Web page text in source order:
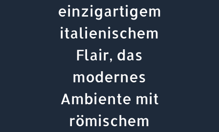
einzigartigem
italienischem
Flair, das
modernes
Ambiente mit
römischem